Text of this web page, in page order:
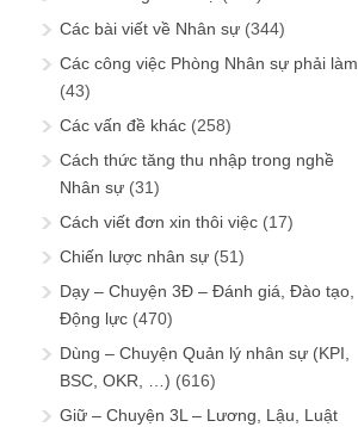
Các bài viết về Nhân sự (344)
Các công việc Phòng Nhân sự phải làm
(43)
Các vấn đề khác (258)
Cách thức tăng thu nhập trong nghề
Nhân sự (31)
Cách viết đơn xin thôi việc (17)
Chiến lược nhân sự (51)
Dạy – Chuyện 3Đ – Đánh giá, Đào tạo,
Động lực (470)
Dùng – Chuyện Quản lý nhân sự (KPI,
BSC, OKR, …) (616)
Giữ – Chuyện 3L – Lương, Lậu, Luật